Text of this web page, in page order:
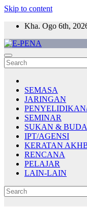
Skip to content
Kha. Ogo 6th,
E-PENA
Berita Digital Terkini
SEMASA
JARINGAN
SEMINAR
SUKAN &
IPT/AGENSI
KERATAN
RENCANA
PELAJAR
LAIN-LAIN